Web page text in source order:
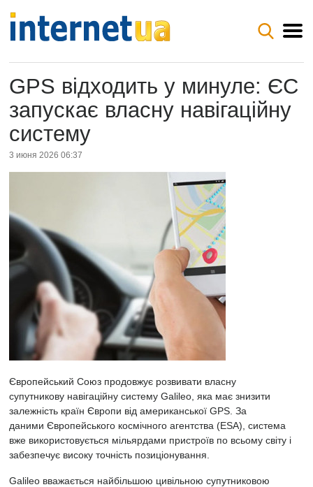
GPS відходить у минуле: ЄС
запускає власну навігаційну
систему
3 июня 2026 06:37
Європейський Союз продовжує розвивати власну
супутникову навігаційну систему Galileo, яка має знизити
залежність країн Європи від американської GPS. За
даними Європейського космічного агентства (ESA), система
вже використовується мільярдами пристроїв по всьому світу і
забезпечує високу точність позиціонування.
Galileo вважається найбільшою цивільною супутниковою